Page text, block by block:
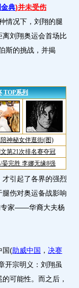
典)并未受伤
情况下，刘翔的腿
刘翔奥运会首场比
斯的挑战，并揭
引起了各界的强烈
伤对奥运备战影响
专家——华裔大夫杨
国(助威中国 ， 决赛
开宗明义：刘翔虽
可能性。而之后，